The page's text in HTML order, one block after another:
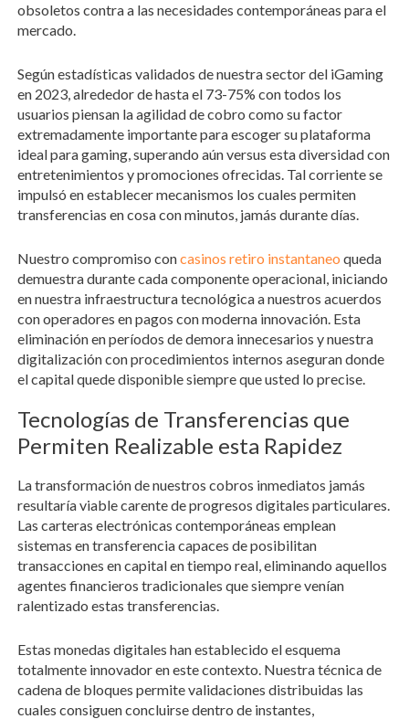
obsoletos contra a las necesidades contemporáneas para el
mercado.
Según estadísticas validados de nuestra sector del iGaming
en 2023, alrededor de hasta el 73-75% con todos los
usuarios piensan la agilidad de cobro como su factor
extremadamente importante para escoger su plataforma
ideal para gaming, superando aún versus esta diversidad con
entretenimientos y promociones ofrecidas. Tal corriente se
impulsó en establecer mecanismos los cuales permiten
transferencias en cosa con minutos, jamás durante días.
Nuestro compromiso concasinos retiro instantaneo queda
demuestra durante cada componente operacional, iniciando
en nuestra infraestructura tecnológica a nuestros acuerdos
con operadores en pagos con moderna innovación. Esta
eliminación en períodos de demora innecesarios y nuestra
digitalización con procedimientos internos aseguran donde
el capital quede disponible siempre que usted lo precise.
Tecnologías de Transferencias que
Permiten Realizable esta Rapidez
La transformación de nuestros cobros inmediatos jamás
resultaría viable carente de progresos digitales particulares.
Las carteras electrónicas contemporáneas emplean
sistemas en transferencia capaces de posibilitan
transacciones en capital en tiempo real, eliminando aquellos
agentes financieros tradicionales que siempre venían
ralentizado estas transferencias.
Estas monedas digitales han establecido el esquema
totalmente innovador en este contexto. Nuestra técnica de
cadena de bloques permite validaciones distribuidas las
cuales consiguen concluirse dentro de instantes,